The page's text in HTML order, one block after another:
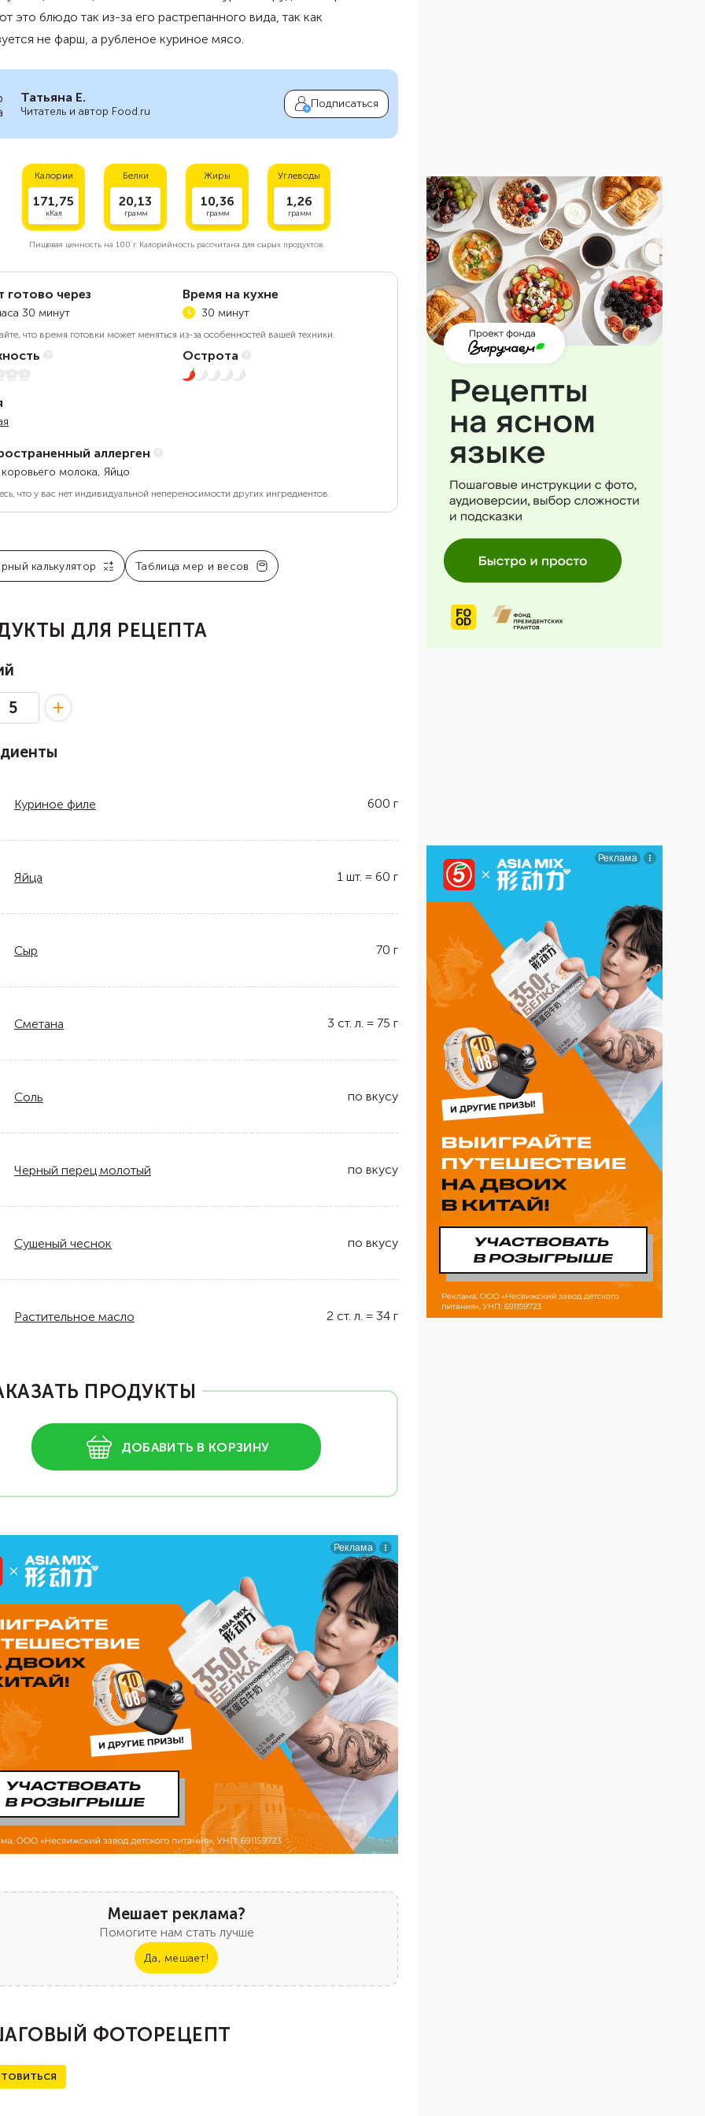
это блюдо так из-за его растрепанного вида, так как
не фарш, а рубленое куриное мясо.
Татьяна Е.
Читатель и автор Food.ru
Подписаться
Калории
171,75
кКал
Белки
20,13
грамм
Жиры
10,36
грамм
Углеводы
1,26
грамм
Пищевая ценность на 100 г.Калорийность рассчитана для сырых продуктов.
готово через
30 минут
Время на кухне
30 минут
что время готовки может меняться из-за особенностей вашей техники.
Острота
1 из 5
аллерген
молока, Яйцо
что у вас нет индивидуальной непереносимости других ингредиентов.
калькулятор Таблица мер и весов
ДЛЯ РЕЦЕПТА
Куриное филе 600 г
Яйца 1 шт. = 60 г
Сыр 70 г
Сметана 3 ст. л. = 75 г
Соль по вкусу
Черный перец молотый по вкусу
Сушеный чеснок по вкусу
Растительное масло 2 ст. л. = 34 г
ПРОДУКТЫ
ДОБАВИТЬ В КОРЗИНУ
Мешает реклама?
Помогите нам стать лучше
Да, мешает!
ФОТОРЕЦЕПТ